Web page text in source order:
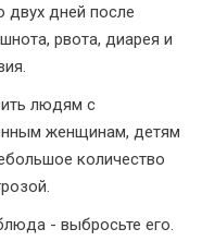
двух дней после
рвота, диарея и
людям с
женщинам, детям
количество
- выбросьте его.